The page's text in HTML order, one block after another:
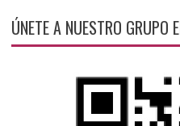
ÚNETE A NUESTRO GRUPO